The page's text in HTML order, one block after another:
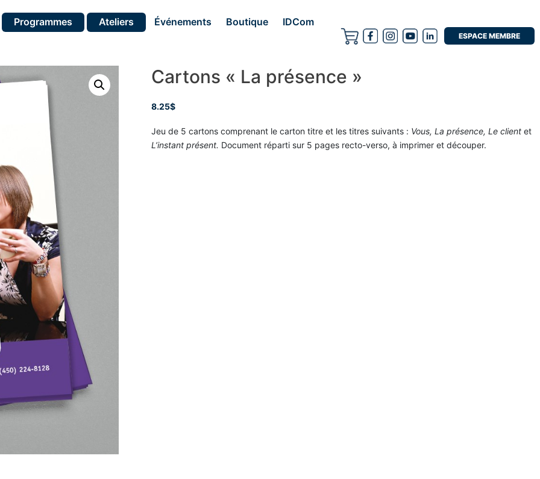
Programmes Ateliers Événements Boutique IDCom
ESPACE MEMBRE
Cartons « La présence »
8.25$
Jeu de 5 cartons comprenant le carton titre et les titres suivants : Vous, La présence, Le client et
L’instant présent. Document réparti sur 5 pages recto-verso, à imprimer et découper.